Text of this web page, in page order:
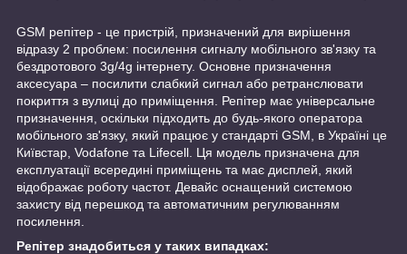
GSM репітер - це пристрій, призначений для вирішення
відразу 2 проблем: посилення сигналу мобільного зв'язку та
бездротового 3g/4g інтернету. Основне призначення
аксесуара – посилити слабкий сигнал або ретранслювати
покриття з вулиці до приміщення. Репітер має універсальне
призначення, оскільки підходить до будь-якого оператора
мобільного зв'язку, який працює у стандарті GSM, в Україні це
Київстар, Vodafone та Lifecell. Ця модель призначена для
експлуатації всередині приміщень та має дисплей, який
відображає роботу частот. Девайс оснащений системою
захисту від перешкод та автоматичним регулюванням
посилення.
Репітер знадобиться у таких випадках: